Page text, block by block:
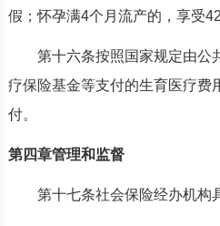
假；怀孕满4个月流产的，享受42
第十六条按照国家规定由公
疗保险基金等支付的生育医疗费
付。
第四章管理和监督
第十七条社会保险经办机构具